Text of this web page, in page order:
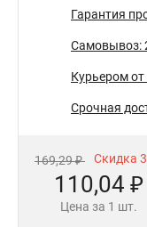
Гарантия
Самовывоз:
Курьером от
Срочная
169,29 ₽ Скидка
110,04 ₽
Цена за 1 шт.